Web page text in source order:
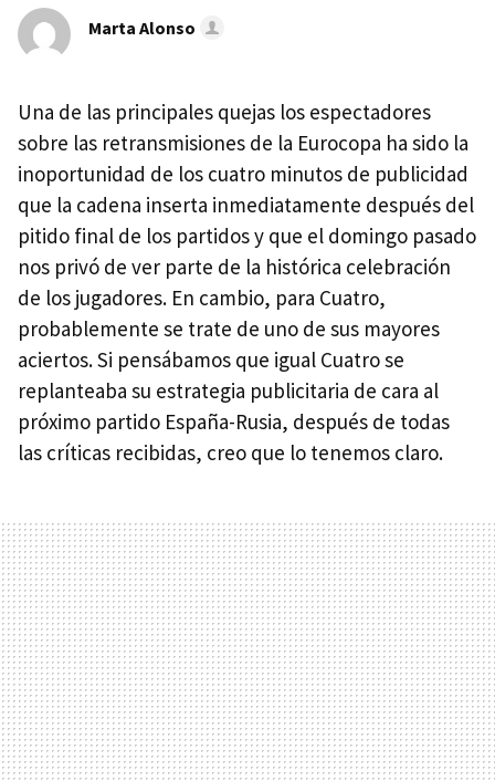
Marta Alonso
Una de las principales quejas los espectadores
sobre las retransmisiones de la Eurocopa ha sido la
inoportunidad de los cuatro minutos de publicidad
que la cadena inserta inmediatamente después del
pitido final de los partidos y que el domingo pasado
nos privó de ver parte de la histórica celebración
de los jugadores. En cambio, para Cuatro,
probablemente se trate de uno de sus mayores
aciertos. Si pensábamos que igual Cuatro se
replanteaba su estrategia publicitaria de cara al
próximo partido España-Rusia, después de todas
las críticas recibidas, creo que lo tenemos claro.